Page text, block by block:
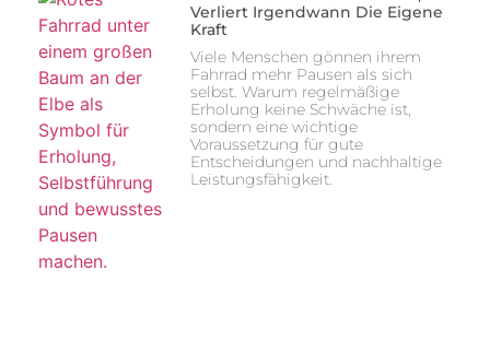
Verliert Irgendwann Die Eigene
Kraft
Viele Menschen gönnen ihrem
Fahrrad mehr Pausen als sich
selbst. Warum regelmäßige
Erholung keine Schwäche ist,
sondern eine wichtige
Voraussetzung für gute
Entscheidungen und nachhaltige
Leistungsfähigkeit.